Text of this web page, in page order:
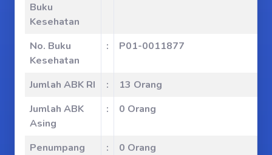
Buku
Kesehatan
No. Buku
Kesehatan
: P01-0011877
Jumlah ABK RI :
13 Orang
Jumlah ABK
Asing
: 0 Orang
Penumpang
: 0 Orang